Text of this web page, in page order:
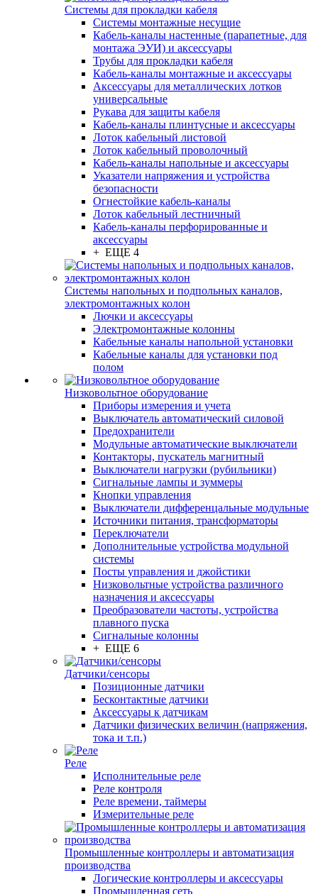
Системы для прокладки кабеля
Системы монтажные несущие
Кабель-каналы настенные (парапетные, для
монтажа ЭУИ) и аксессуары
Трубы для прокладки кабеля
Кабель-каналы монтажные и аксессуары
Аксессуары для металлических лотков
универсальные
Рукава для защиты кабеля
Кабель-каналы плинтусные и аксессуары
Лоток кабельный листовой
Лоток кабельный проволочный
Кабель-каналы напольные и аксессуары
Указатели напряжения и устройства
безопасности
Огнестойкие кабель-каналы
Лоток кабельный лестничный
Кабель-каналы перфорированные и
аксессуары
+ ЕЩЕ 4
Системы напольных и подпольных каналов,
электромонтажных колон
Лючки и аксессуары
Электромонтажные колонны
Кабельные каналы напольной установки
Кабельные каналы для установки под
полом
Низковольтное оборудование
Приборы измерения и учета
Выключатель автоматический силовой
Предохранители
Модульные автоматические выключатели
Контакторы, пускатель магнитный
Выключатели нагрузки (рубильники)
Сигнальные лампы и зуммеры
Кнопки управления
Выключатели дифференцальные модульные
Источники питания, трансформаторы
Переключатели
Дополнительные устройства модульной
системы
Посты управления и джойстики
Низковольтные устройства различного
назначения и аксессуары
Преобразователи частоты, устройства
плавного пуска
Сигнальные колонны
+ ЕЩЕ 6
Датчики/сенсоры
Позиционные датчики
Бесконтактные датчики
Аксессуары к датчикам
Датчики физических величин (напряжения,
тока и т.п.)
Реле
Исполнительные реле
Реле контроля
Реле времени, таймеры
Измерительные реле
Промышленные контроллеры и автоматизация
производства
Логические контроллеры и аксессуары
Промышленная сеть